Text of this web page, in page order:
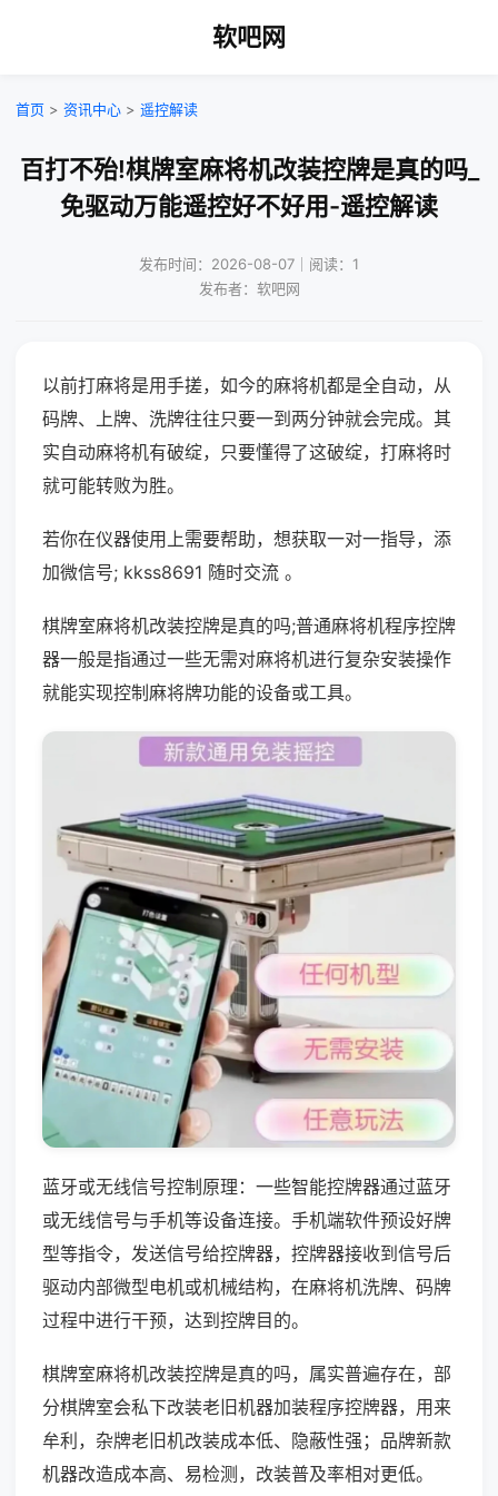
软吧网
首页 > 资讯中心 > 遥控解读
百打不殆!棋牌室麻将机改装控牌是真的吗_
免驱动万能遥控好不好用-遥控解读
发布时间：2026-08-07｜阅读：1
发布者：软吧网
以前打麻将是用手搓，如今的麻将机都是全自动，从
码牌、上牌、洗牌往往只要一到两分钟就会完成。其
实自动麻将机有破绽，只要懂得了这破绽，打麻将时
就可能转败为胜。
若你在仪器使用上需要帮助，想获取一对一指导，添
加微信号; kkss8691 随时交流 。
棋牌室麻将机改装控牌是真的吗;普通麻将机程序控牌
器一般是指通过一些无需对麻将机进行复杂安装操作
就能实现控制麻将牌功能的设备或工具。
蓝牙或无线信号控制原理：一些智能控牌器通过蓝牙
或无线信号与手机等设备连接。手机端软件预设好牌
型等指令，发送信号给控牌器，控牌器接收到信号后
驱动内部微型电机或机械结构，在麻将机洗牌、码牌
过程中进行干预，达到控牌目的。
棋牌室麻将机改装控牌是真的吗，属实普遍存在，部
分棋牌室会私下改装老旧机器加装程序控牌器，用来
牟利，杂牌老旧机改装成本低、隐蔽性强；品牌新款
机器改造成本高、易检测，改装普及率相对更低。